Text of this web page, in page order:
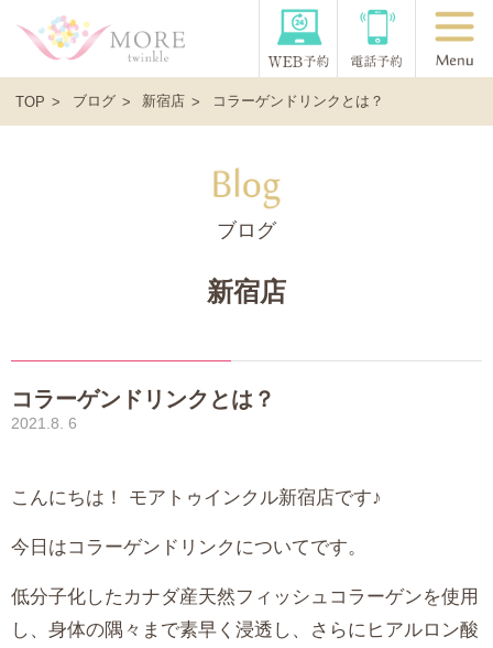
TOP ブログ 新宿店 コラーゲンドリンクとは？
ブログ
新宿店
コラーゲンドリンクとは？
2021.8. 6
こんにちは！ モアトゥインクル新宿店です♪
今日はコラーゲンドリンクについてです。
低分子化したカナダ産天然フィッシュコラーゲンを使用
し、身体の隅々まで素早く浸透し、さらにヒアルロン酸